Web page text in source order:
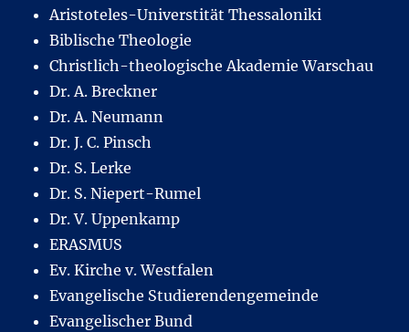
Aristoteles-Universtität Thessaloniki
Biblische Theologie
Christlich-theologische Akademie Warschau
Dr. A. Breckner
Dr. A. Neumann
Dr. J. C. Pinsch
Dr. S. Lerke
Dr. S. Niepert-Rumel
Dr. V. Uppenkamp
ERASMUS
Ev. Kirche v. Westfalen
Evangelische Studierendengemeinde
Evangelischer Bund